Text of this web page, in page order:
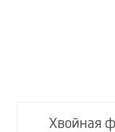
Хвойная